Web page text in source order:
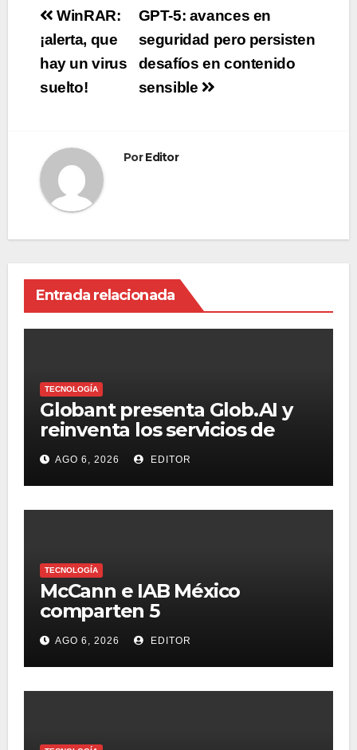
Navegación
de
entradas
GPT-5: avances en
seguridad pero persisten
desafíos en contenido
sensible
WinRAR:
¡alerta, que
hay un virus
suelto!
PorEditor
Entrada relacionada
TECNOLOGÍA
Globant presenta Glob.AI y
reinventa los servicios de
tecnología para la era de la IA
AGO 6, 2026 EDITOR
TECNOLOGÍA
McCann e IAB México
comparten 5
macrotendencias en la
industria del marketing y la
publicidad
AGO 6, 2026 EDITOR